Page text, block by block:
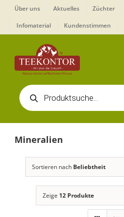
Zum
springen
Über uns Aktuelles Züchter
Infomaterial Kundenstimmen
Products
search
Mineralien
Sortieren nach Beliebtheit
Zeige 12 Produkte